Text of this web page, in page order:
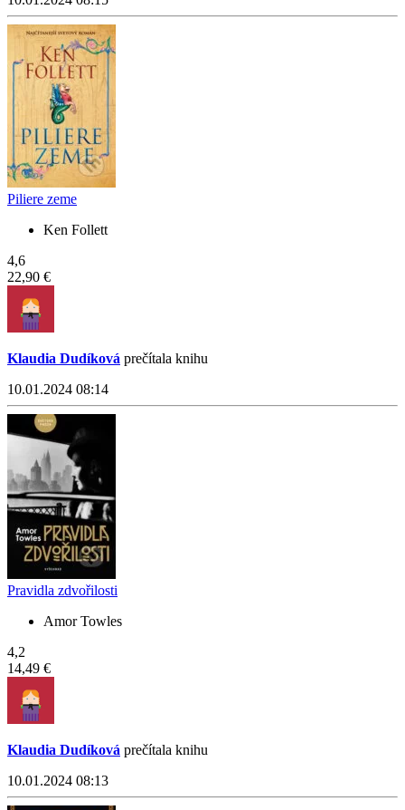
Piliere zeme
Ken Follett
4,6
22,90 €
Klaudia Dudíková prečítala knihu
10.01.2024 08:14
Pravidla zdvořilosti
Amor Towles
4,2
14,49 €
Klaudia Dudíková prečítala knihu
10.01.2024 08:13